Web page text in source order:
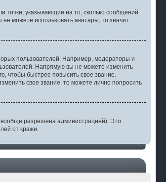
точки, указывающие на то, сколько сообщений
можете использовать аватары, то значит
пользователей. Например, модераторы и
Напрямую вы не можете изменить
чтобы быстрее повысить свое звание.
свое звание, то можете лично попросить
вообще разрешена администрацией). Это
от кражи.